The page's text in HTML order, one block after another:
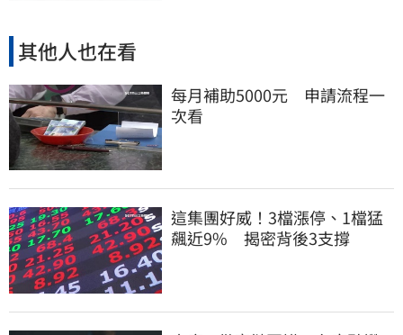
其他人也在看
每月補助5000元 申請流程一
次看
這集團好威！3檔漲停、1檔猛
飆近9% 揭密背後3支撐